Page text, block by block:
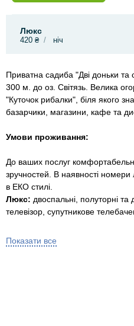
Люкс
420 ₴ ніч
Приватна садиба "Дві доньки та
300 м. до оз. Світязь. Велика
"Куточок рибалки", біля якого
базарчики, магазини, кафе та
Умови проживання:
До ваших послуг
зручностей. В наявності
в ЕКО стилі.
Люкс: двоспальні, полуторні та
телевізор, супутникове
Напівлюкс:
двоспальне та односпальне
Показати все